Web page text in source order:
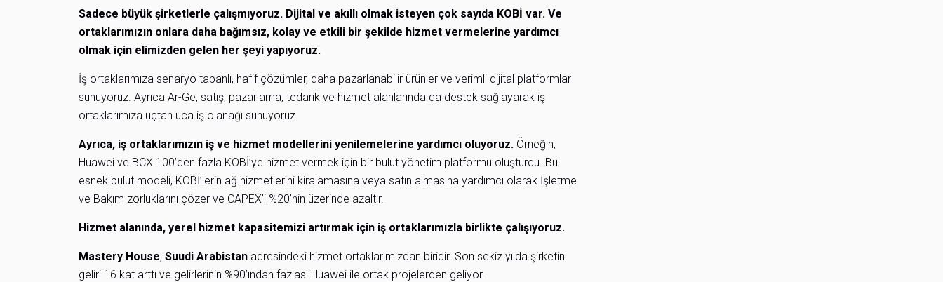
Sadece büyük şirketlerle çalışmıyoruz. Dijital ve akıllı olmak isteyen çok sayıda KOBİ var. Ve
ortaklarımızın onlara daha bağımsız, kolay ve etkili bir şekilde hizmet vermelerine yardımcı
olmak için elimizden gelen her şeyi yapıyoruz.
İş ortaklarımıza senaryo tabanlı, hafif çözümler, daha pazarlanabilir ürünler ve verimli dijital platformlar
sunuyoruz. Ayrıca Ar-Ge, satış, pazarlama, tedarik ve hizmet alanlarında da destek sağlayarak iş
ortaklarımıza uçtan uca iş olanağı sunuyoruz.
Ayrıca, iş ortaklarımızın iş ve hizmet modellerini yenilemelerine yardımcı oluyoruz. Örneğin,
Huawei ve BCX 100’den fazla KOBİ’ye hizmet vermek için bir bulut yönetim platformu oluşturdu. Bu
esnek bulut modeli, KOBİ’lerin ağ hizmetlerini kiralamasına veya satın almasına yardımcı olarak İşletme
ve Bakım zorluklarını çözer ve CAPEX’i %20’nin üzerinde azaltır.
Hizmet alanında, yerel hizmet kapasitemizi artırmak için iş ortaklarımızla birlikte çalışıyoruz.
Mastery House, Suudi Arabistan adresindeki hizmet ortaklarımızdan biridir. Son sekiz yılda şirketin
geliri 16 kat arttı ve gelirlerinin %90’ından fazlası Huawei ile ortak projelerden geliyor.